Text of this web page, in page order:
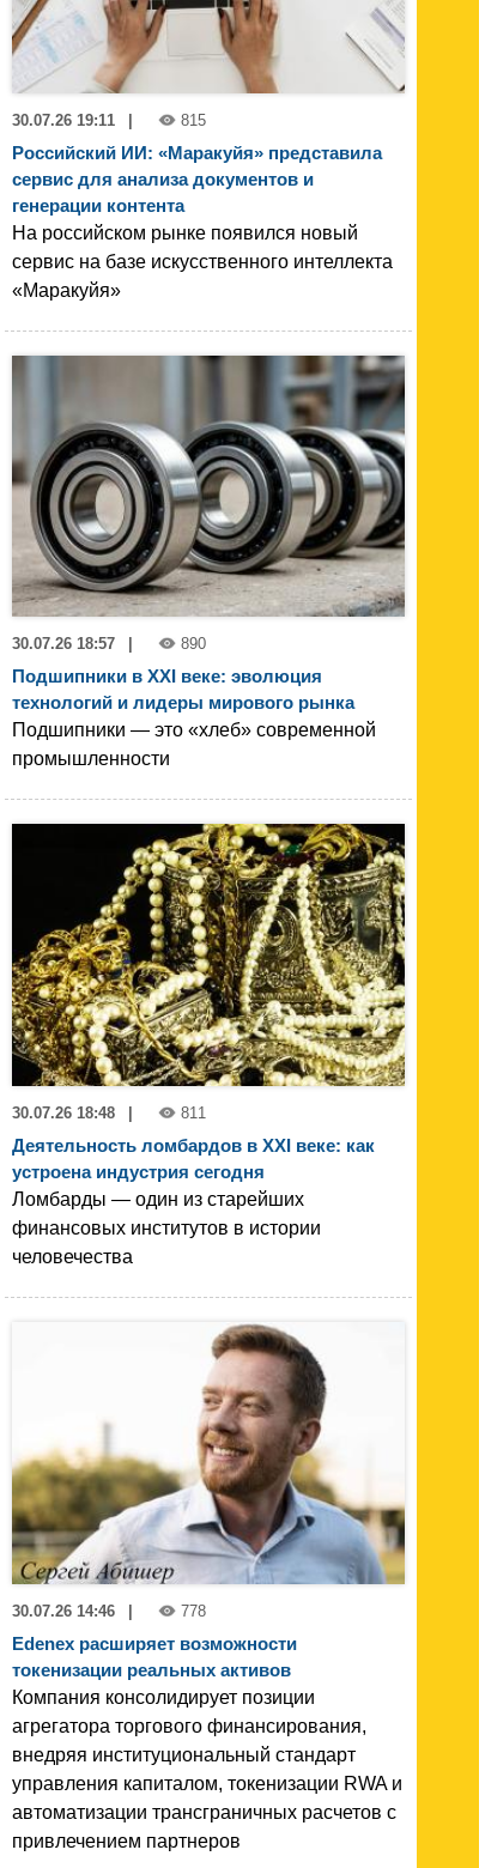
30.07.26 19:11 | 815
Российский ИИ: «Маракуйя» представила
сервис для анализа документов и
генерации контента
На российском рынке появился новый
сервис на базе искусственного интеллекта
«Маракуйя»
30.07.26 18:57 890
Подшипники в XXI веке: эволюция
технологий и лидеры мирового рынка
Подшипники — это «хлеб» современной
промышленности
30.07.26 18:48 811
Деятельность ломбардов в XXI веке: как
устроена индустрия сегодня
Ломбарды — один из старейших
финансовых институтов в истории
человечества
30.07.26 14:46 | 778
Edenex расширяет возможности
токенизации реальных активов
Компания консолидирует позиции
агрегатора торгового финансирования,
внедряя институциональный стандарт
управления капиталом, токенизации RWA и
автоматизации трансграничных расчетов с
привлечением партнеров